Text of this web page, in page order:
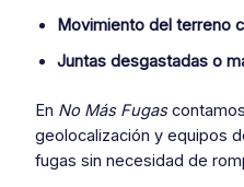
Movimiento del terreno
Juntas desgastadas o
En No Más Fugas
geolocalización y equipos
fugas sin necesidad de